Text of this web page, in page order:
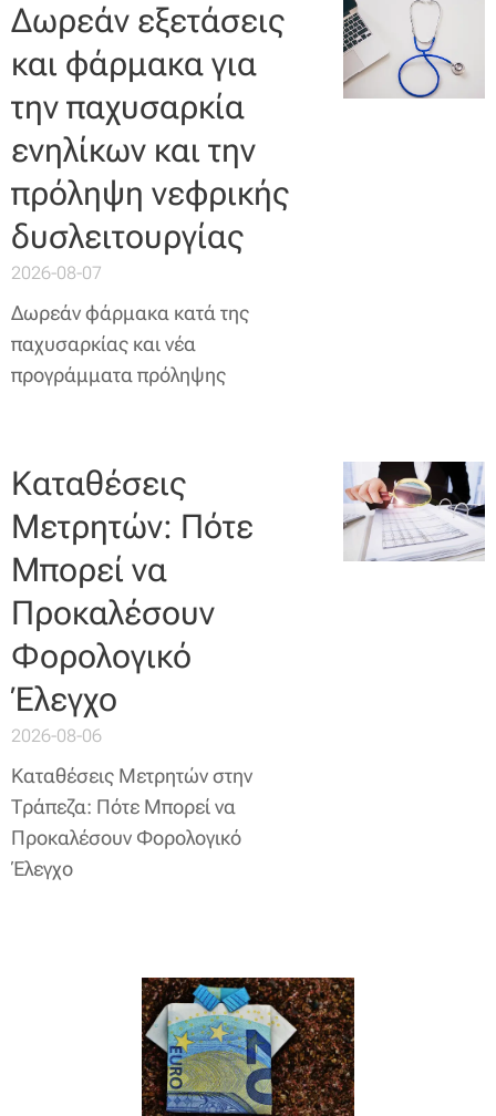
Δωρεάν εξετάσεις
και φάρμακα για
την παχυσαρκία
ενηλίκων και την
πρόληψη νεφρικής
δυσλειτουργίας
2026-08-07
Δωρεάν φάρμακα κατά της
παχυσαρκίας και νέα
προγράμματα πρόληψης
Καταθέσεις
Μετρητών: Πότε
Μπορεί να
Προκαλέσουν
Φορολογικό
Έλεγχο
2026-08-06
Καταθέσεις Μετρητών στην
Τράπεζα: Πότε Μπορεί να
Προκαλέσουν Φορολογικό
Έλεγχο